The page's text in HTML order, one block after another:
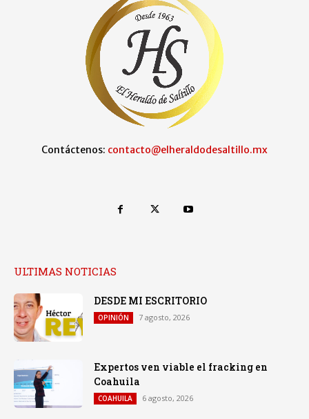
Contáctenos: contacto@elheraldodesaltillo.mx
ULTIMAS NOTICIAS
DESDE MI ESCRITORIO
OPINIÓN 7 agosto, 2026
Expertos ven viable el fracking en
Coahuila
COAHUILA 6 agosto, 2026